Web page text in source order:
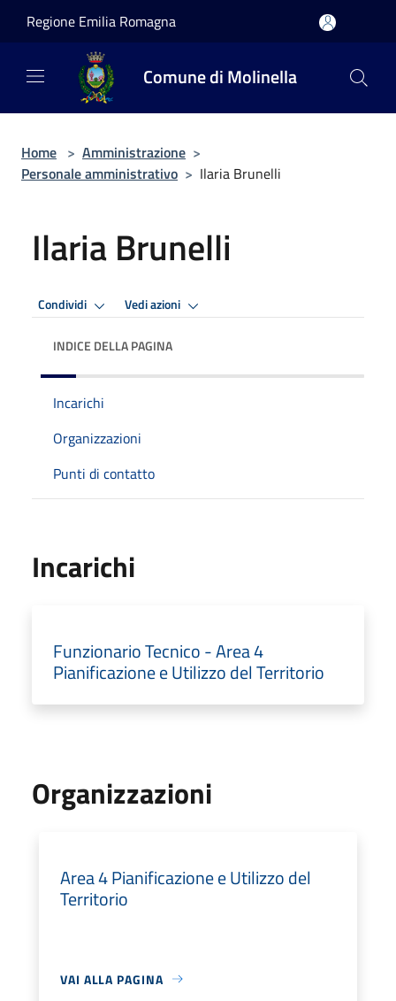
Regione Emilia Romagna
Comune di Molinella
Home > Amministrazione >
Personale amministrativo > Ilaria Brunelli
Ilaria Brunelli
Condividi Vedi azioni
INDICE DELLA PAGINA
Incarichi
Organizzazioni
Punti di contatto
Incarichi
Funzionario Tecnico - Area 4
Pianificazione e Utilizzo del Territorio
Organizzazioni
Area 4 Pianificazione e Utilizzo del
Territorio
VAI ALLA PAGINA